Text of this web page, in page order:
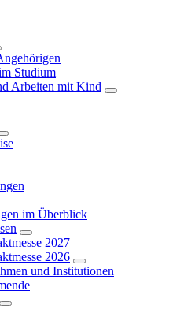
Studium
Arbeiten mit Kind
im Überblick
2027
2026
und Institutionen